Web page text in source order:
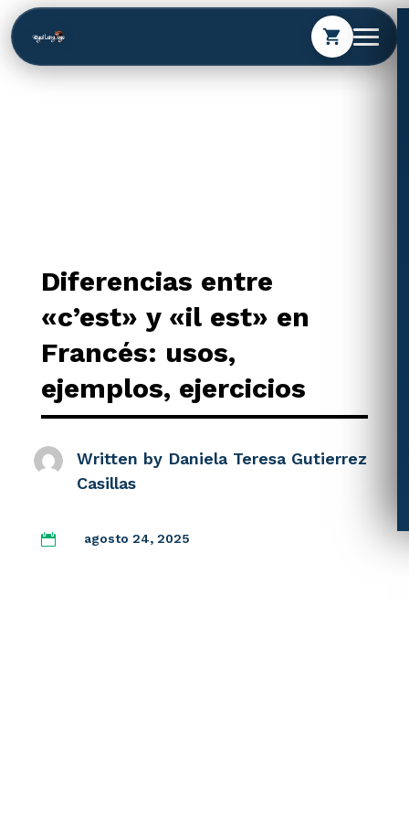
shopping_cart
Diferencias entre
«c’est» y «il est» en
Francés: usos,
ejemplos, ejercicios
Written by Daniela Teresa Gutierrez
Casillas
 agosto 24, 2025